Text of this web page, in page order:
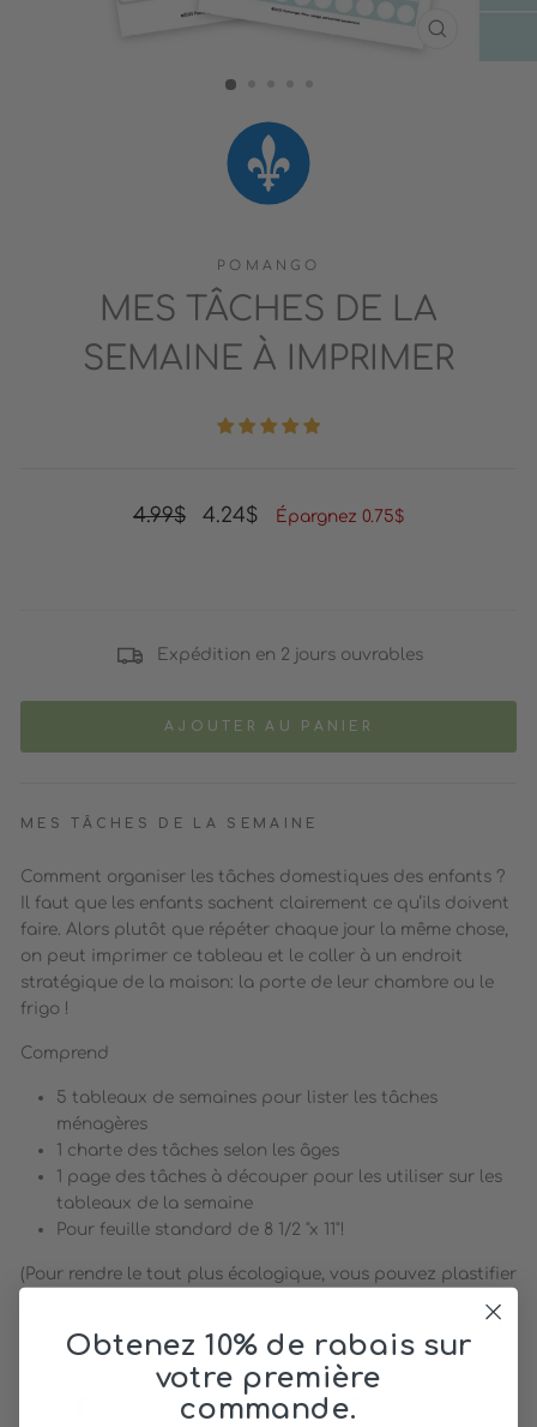
(ESC)
POMANGO
MES TÂCHES DE LA
SEMAINE À IMPRIMER
Prix
4.99$
Prix
4.24$ Épargnez 0.75$
Expédition en 2 jours ouvrables
AJOUTER AU PANIER
MES TÂCHES DE LA SEMAINE
Comment organiser les tâches domestiques des enfants ?
Il faut que les enfants sachent clairement ce qu’ils doivent
faire. Alors plutôt que répéter chaque jour la même chose,
on peut imprimer ce tableau et le coller à un endroit
stratégique de la maison: la porte de leur chambre ou le
frigo !
Comprend
5 tableaux de semaines pour lister les tâches
ménagères
1 charte des tâches selon les âges
1 page des tâches à découper pour les utiliser sur les
tableaux de la semaine
Pour feuille standard de 8 1/2 "x 11"!
(Pour rendre le tout plus écologique, vous pouvez plastifier
©2020 Pomango. Pour usage personnel seulement.
PartagerTweeter
Tweeter
Obtenez 10% de rabais sur
votre première
commande.